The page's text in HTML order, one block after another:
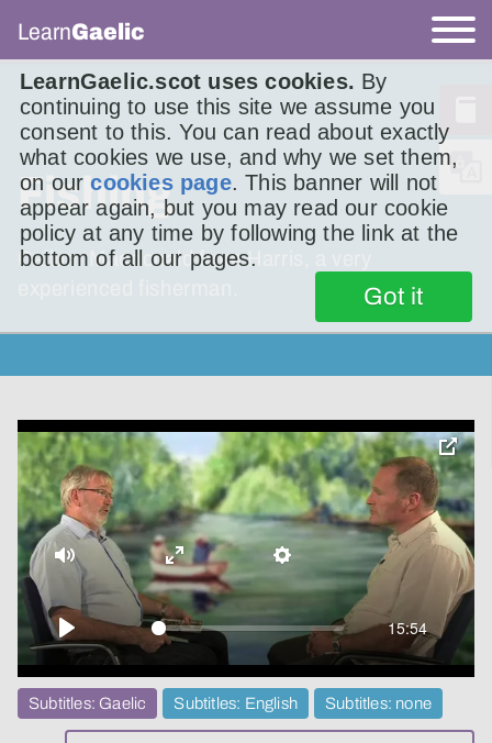
LearnGaelic.scot uses cookies. By
continuing to use this site we assume you
consent to this. You can read about exactly
what cookies we use, and why we set them,
on ourcookies page. This banner will not
appear again, but you may read our cookie
policy at any time by following the link at the
bottom of all our pages.
Got it
LearnGaelic
Fishing
Callum Macdonald from Harris, a very
Play
15:54
Mute Settings
Enter
fullscreen
toggle
pop-
over
video
Subtitles: Gaelic Subtitles: English Subtitles: none